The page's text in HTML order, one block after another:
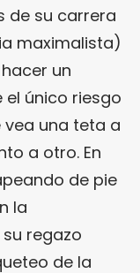
de su carrera
maximalista)
un
el único riesgo
vea una teta a
a otro. En
de pie
la
regazo
de la